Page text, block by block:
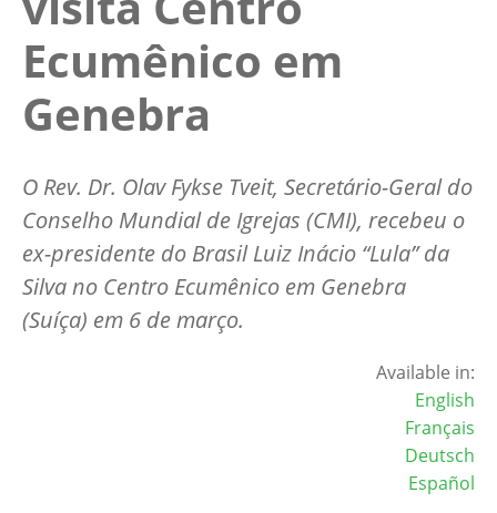
Ecumênico em
Genebra
O Rev. Dr. Olav Fykse Tveit, Secretário-Geral do
Conselho Mundial de Igrejas (CMI), recebeu o
ex-presidente do Brasil Luiz Inácio “Lula” da
Silva no Centro Ecumênico em Genebra
(Suíça) em 6 de março.
Available in:
English
Français
Deutsch
Español